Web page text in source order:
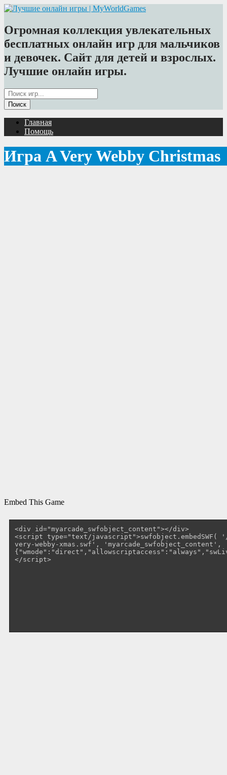
Огромная коллекция увлекательных
бесплатных онлайн игр для мальчиков
и девочек. Сайт для детей и взрослых.
Лучшие онлайн игры.
Главная
Помощь
Игра A Very Webby Christmas
Embed This Game